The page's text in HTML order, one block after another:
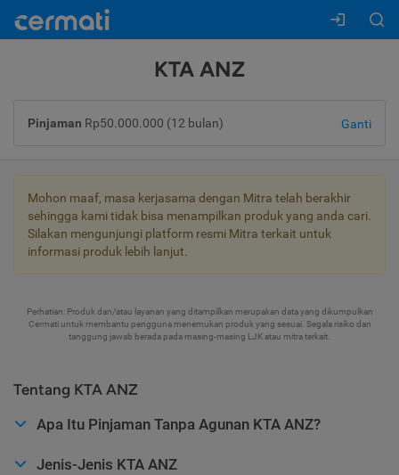
KTA ANZ
Pinjaman Rp50.000.000 (12 bulan) Ganti
Mohon maaf, masa kerjasama dengan Mitra telah berakhir
sehingga kami tidak bisa menampilkan produk yang anda cari.
Silakan mengunjungi platform resmi Mitra terkait untuk
informasi produk lebih lanjut.
Perhatian: Produk dan/atau layanan yang ditampilkan merupakan data yang dikumpulkan
Cermati untuk membantu pengguna menemukan produk yang sesuai. Segala risiko dan
tanggung jawab berada pada masing-masing LJK atau mitra terkait.
Tentang KTA ANZ
Apa Itu Pinjaman Tanpa Agunan KTA ANZ?
Jenis-Jenis KTA ANZ